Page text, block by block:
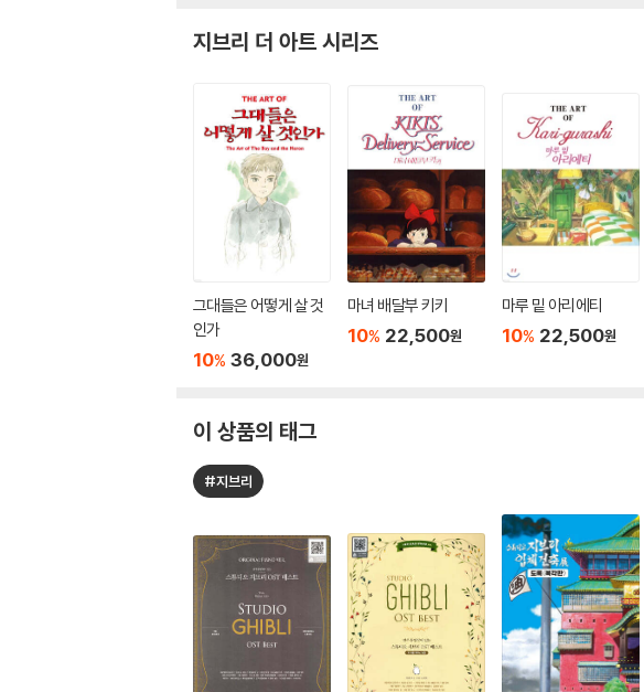
지브리 더 아트 시리즈
그대들은 어떻게 살 것
인가
10% 36,000원
마녀 배달부 키키
10% 22,500원
마루 밑 아리에티
10% 22,500원
이 상품의 태그
#지브리